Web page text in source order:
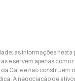
as informações nesta
e servem apenas como
Gate e não constituem
A negociação de